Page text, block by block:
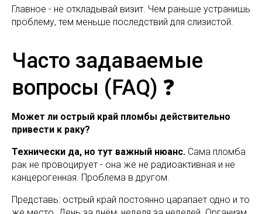
Главное - не откладывай визит. Чем раньше устранишь
проблему, тем меньше последствий для слизистой.
Часто задаваемые
вопросы (FAQ) ❓
Может ли острый край пломбы действительно
привести к раку?
Технически да, но тут важный нюанс. Сама пломба
рак не провоцирует - она же не радиоактивная и не
канцерогенная. Проблема в другом.
Представь: острый край постоянно царапает одно и то